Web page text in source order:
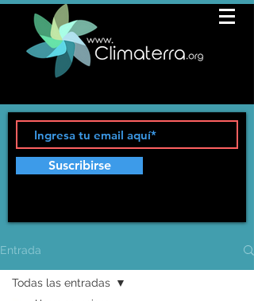
Suscribirse
Entrada
Todas las entradas